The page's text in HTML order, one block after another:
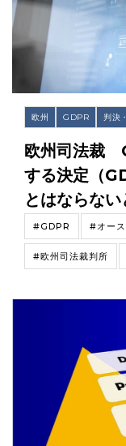
欧州 GDPR 判決
欧州司法裁
する決定（
とはならない
#GDPR #オー
#欧州司法裁判所